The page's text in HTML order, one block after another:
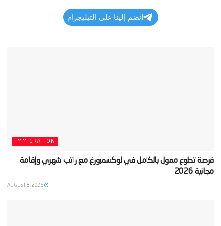
إنضم إلينا على التيليجرام
IMMIGRATION
‫فرصة تطوع ممول بالكامل في لوكسمبورغ مع راتب شهري وإقامة
مجانية 2026‬